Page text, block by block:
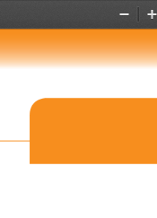
Zoom